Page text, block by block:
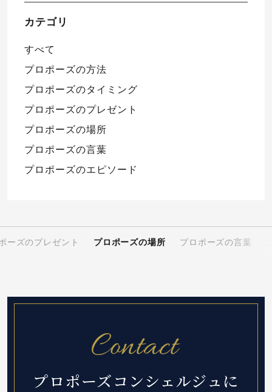
カテゴリ
すべて
プロポーズの方法
プロポーズのタイミング
プロポーズのプレゼント
プロポーズの場所
プロポーズの言葉
プロポーズのエピソード
ーズのプレゼント プロポーズの場所 プロポーズの言葉
プロポーズコンシェルジュに